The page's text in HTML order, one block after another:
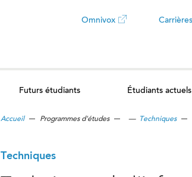
Omnivox
Carrières
ouvrira
dans
Futurs étudiants Étudiants actuels
Accueil Programmes d'études — Techniques
Techniques